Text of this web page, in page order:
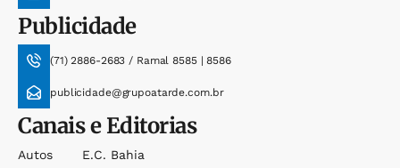
Publicidade
(71) 2886-2683 / Ramal 8585 | 8586
publicidade@grupoatarde.com.br
Canais e Editorias
Autos
E.c. Bahia